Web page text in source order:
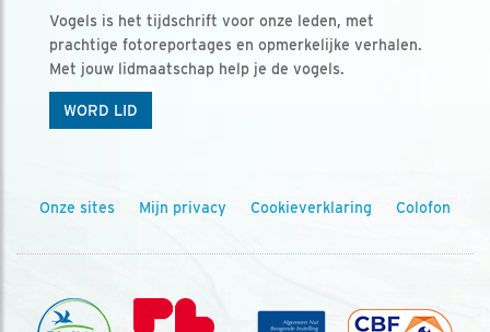
Vogels is het tijdschrift voor onze leden, met
prachtige fotoreportages en opmerkelijke verhalen.
Met jouw lidmaatschap help je de vogels.
WORD LID
Onze sites Mijn privacy Cookieverklaring Colofon